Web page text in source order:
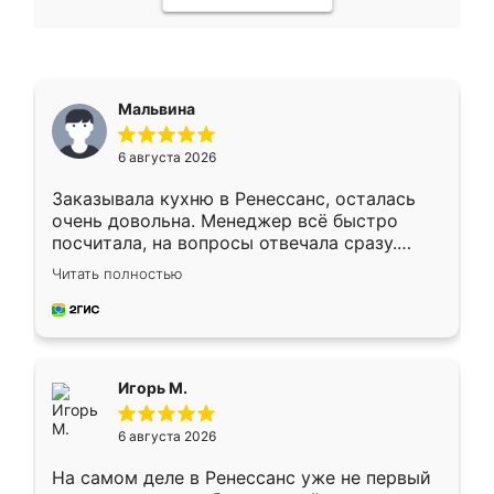
Мальвина
6 августа 2026
Заказывала кухню в Ренессанс, осталась
очень довольна. Менеджер всё быстро
посчитала, на вопросы отвечала сразу.
Замерщик приехал в субботу, подошёл к
делу со всей ответственностью. Собрали
за день, ребята работали аккуратно, даже
Читать полностью
Игорь М.
6 августа 2026
На самом деле в Ренессанс уже не первый